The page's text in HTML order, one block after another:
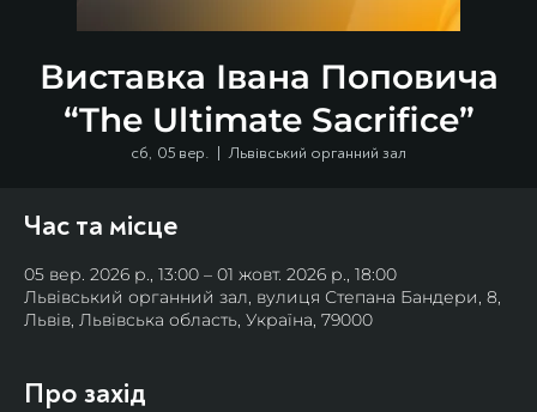
Виставка Івана Поповича
“The Ultimate Sacrifice”
сб, 05 вер.
  |
Львівський органний зал
Час та місце
05 вер. 2026 р., 13:00 – 01 жовт. 2026 р., 18:00
Львівський органний зал, вулиця Степана Бандери, 8,
Львів, Львівська область, Україна, 79000
Про захід